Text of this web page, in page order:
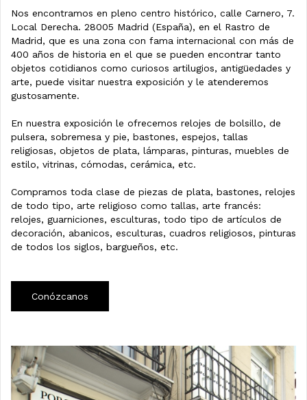
Nos encontramos en pleno centro histórico, calle Carnero, 7.
Local Derecha. 28005 Madrid (España), en el Rastro de
Madrid, que es una zona con fama internacional con más de
400 años de historia en el que se pueden encontrar tanto
objetos cotidianos como curiosos artilugios, antigüedades y
arte, puede visitar nuestra exposición y le atenderemos
gustosamente.
En nuestra exposición le ofrecemos relojes de bolsillo, de
pulsera, sobremesa y pie, bastones, espejos, tallas
religiosas, objetos de plata, lámparas, pinturas, muebles de
estilo, vitrinas, cómodas, cerámica, etc.
Compramos toda clase de piezas de plata, bastones, relojes
de todo tipo, arte religioso como tallas, arte francés:
relojes, guarniciones, esculturas, todo tipo de artículos de
decoración, abanicos, esculturas, cuadros religiosos, pinturas
de todos los siglos, bargueños, etc.
Conózcanos